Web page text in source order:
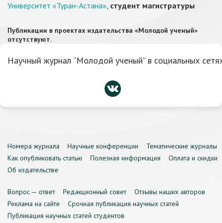
Университет «Туран-Астана», студент магистратуры
Публикации в проектах издательства «Молодой ученый»
отсутствуют.
Научный журнал “Молодой ученый” в социальных
Номера журнала Научные конференции
Тематические журналы
Как опубликовать статью
Полезная информация
Оплата и скидки
Об издательстве
Вопрос — ответ Редакционный совет
Отзывы наших авторов
Реклама на сайте
Срочная публикация научных статей
Публикация научных статей студентов